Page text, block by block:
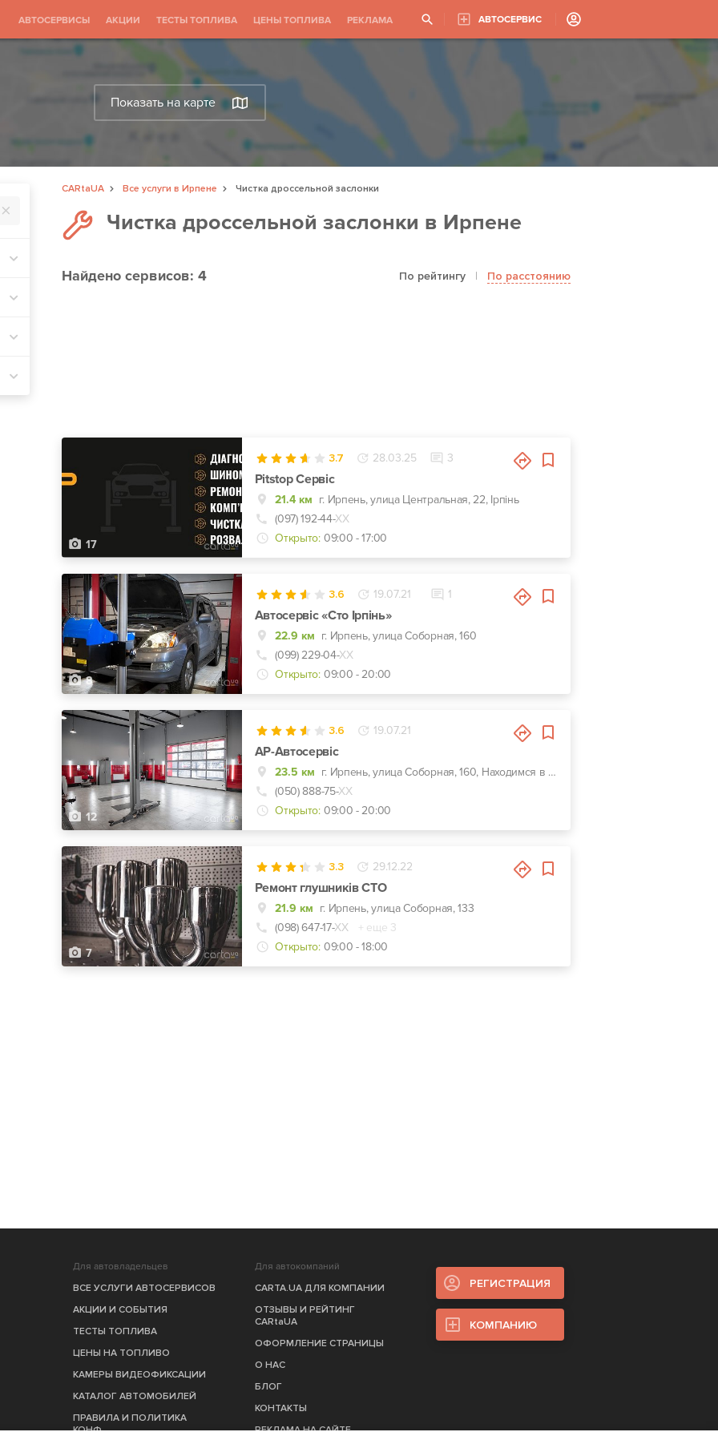
АВТОСЕРВИСЫ АКЦИИ ТЕСТЫ ТОПЛИВА ЦЕНЫ ТОПЛИВА РЕКЛАМА АВТОСЕРВИС
Показать на карте
CARtaUA Все услуги в Ирпене
Чистка дроссельной заслонки
Чистка дроссельной заслонки в Ирпене
Найденосервисов: 4 По рейтингу | По расстоянию
17
3.7 28.03.25 3
Pitstop Сервіс
21.4 км г. Ирпень, улица Центральная, 22, Ірпінь
(097) 192-44-ХХ
Открыто: 09:00 - 17:00
8
3.6 19.07.21 1
Автосервіс «Сто Ірпінь»
22.9 км г. Ирпень, улица Соборная, 160
(099) 229-04-ХХ
Открыто: 09:00 - 20:00
12
3.6 19.07.21
АР-Автосервіс
23.5 км
г. Ирпень, улица Соборная, 160, Находимся в г.Буча,ул.Шевченка 25
(050) 888-75-ХХ
Открыто: 09:00 - 20:00
7
3.3 29.12.22
Ремонт глушників СТО
21.9 км г. Ирпень, улица Соборная, 133
(098) 647-17-ХХ
+ еще 3
Открыто: 09:00 - 18:00
Для автовладельцев
ВСЕ УСЛУГИ АВТОСЕРВИСОВ
АКЦИИ И СОБЫТИЯ
ТЕСТЫ ТОПЛИВА
ЦЕНЫ НА ТОПЛИВО
КАМЕРЫ ВИДЕОФИКСАЦИИ
КАТАЛОГ АВТОМОБИЛЕЙ
ПРАВИЛА И ПОЛИТИКА
КОНФ.
Для автокомпаний
CARTA.UA ДЛЯ КОМПАНИИ
ОТЗЫВЫ И РЕЙТИНГ
CARtaUA
ОФОРМЛЕНИЕ СТРАНИЦЫ
О НАС
БЛОГ
КОНТАКТЫ
РЕКЛАМА НА САЙТЕ
РЕГИСТРАЦИЯ
КОМПАНИЮ